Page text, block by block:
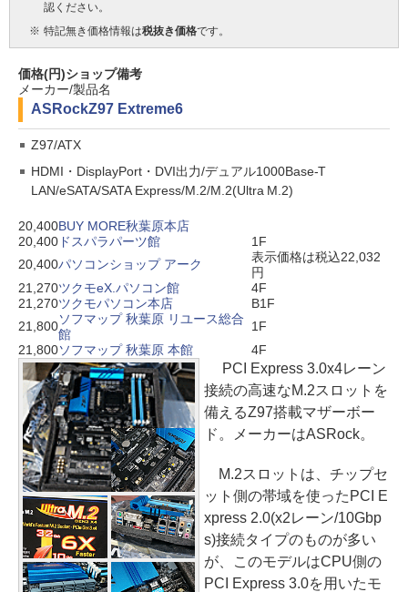
認ください。
※ 特記無き価格情報は税抜き価格です。
価格(円)ショップ備考
メーカー/製品名
ASRockZ97 Extreme6
Z97/ATX
HDMI・DisplayPort・DVI出力/デュアル1000Base-T
LAN/eSATA/SATA Express/M.2/M.2(Ultra M.2)
20,400BUY MORE秋葉原本店
20,400 ドスパラパーツ館
1F
20,400パソコンショップ アーク
表示価格は税込22,032
円
21,270ツクモeX.パソコン館
4F
21,270ツクモパソコン本店
B1F
21,800ソフマップ 秋葉原 リユース総合
館
1F
21,800ソフマップ 秋葉原 本館 4F
PCI Express 3.0x4レーン
接続の高速なM.2スロットを
備えるZ97搭載マザーボー
ド。メーカーはASRock。
M.2スロットは、チップセ
ット側の帯域を使ったPCI E
xpress 2.0(x2レーン/10Gbp
s)接続タイプのものが多い
が、このモデルはCPU側の
PCI Express 3.0を用いたモ